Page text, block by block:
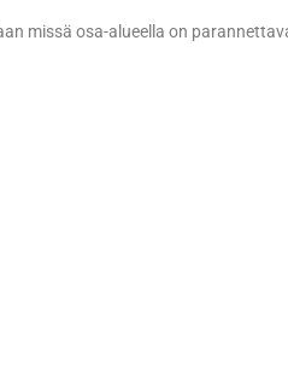
missä osa-alueella on